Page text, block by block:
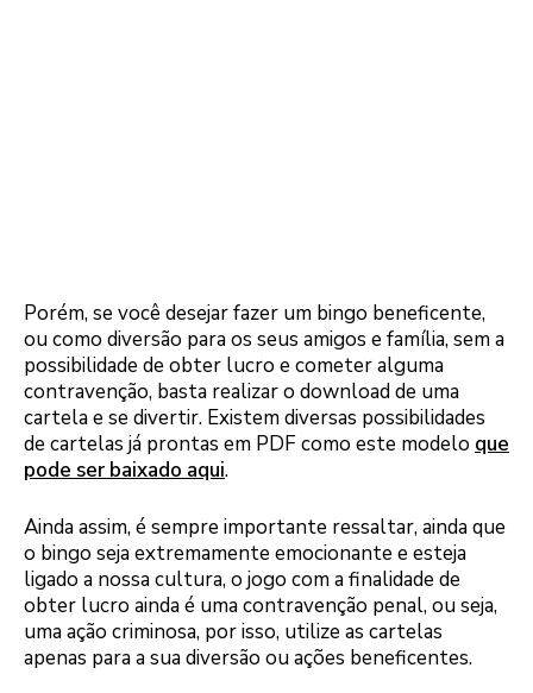
Porém, se você desejar fazer um bingo beneficente,
ou como diversão para os seus amigos e família, sem a
possibilidade de obter lucro e cometer alguma
contravenção, basta realizar o download de uma
cartela e se divertir. Existem diversas possibilidades
de cartelas já prontas em PDF como este modelo que
pode ser baixado aqui.
Ainda assim, é sempre importante ressaltar, ainda que
o bingo seja extremamente emocionante e esteja
ligado a nossa cultura, o jogo com a finalidade de
obter lucro ainda é uma contravenção penal, ou seja,
uma ação criminosa, por isso, utilize as cartelas
apenas para a sua diversão ou ações beneficentes.